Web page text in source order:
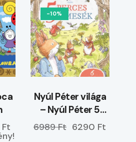
-10%
Nyúl Péter világa
– Nyúl Péter 5
perces mesék –
6989 Ft 6290 Ft